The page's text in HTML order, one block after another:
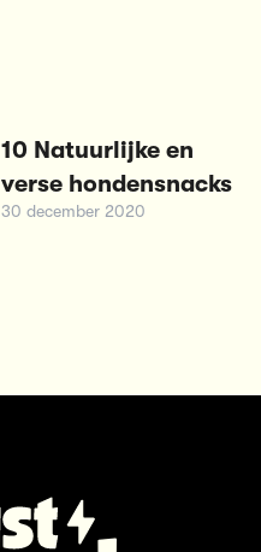
10 Natuurlijke en
verse hondensnacks
30 december 2020